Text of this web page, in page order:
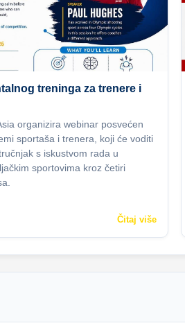
treninga za trenere i
organizira webinar posvećen
sportaša i trenera, koji će voditi
s iskustvom rada u
sportovima kroz četiri
Čitaj više